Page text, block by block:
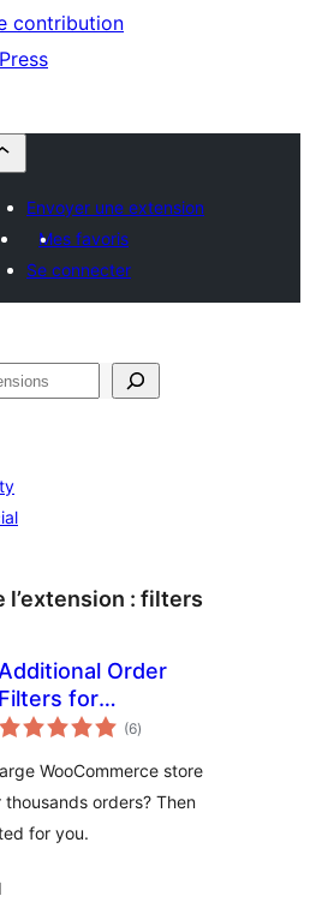
contribution
Envoyer une extension
Mes favoris
Se connecter
: filters
Additional Order
Filters for
WooCommerce
(6notes
en
)
WooCommerce store
orders? Then
for you.